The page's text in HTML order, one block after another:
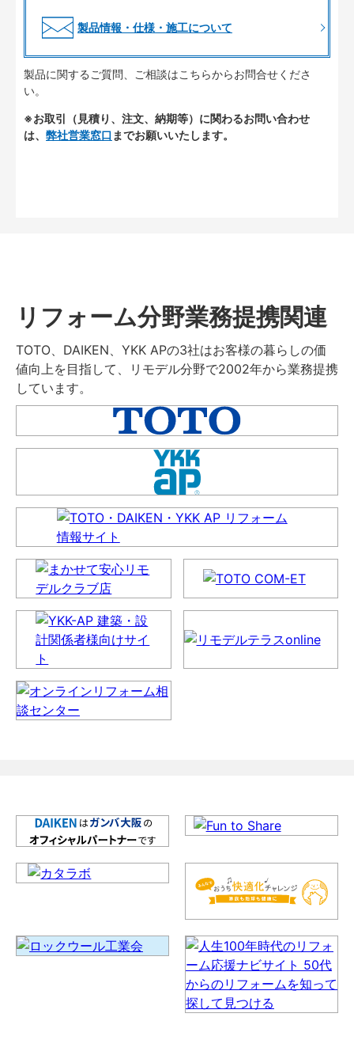
製品情報・仕様・施工について
製品に関するご質問、ご相談はこちらからお問合せくださ
い。
※お取引（見積り、注文、納期等）に関わるお問い合わせ
は、 弊社営業窓口 までお願いいたします。
リフォーム分野業務提携関連
TOTO、DAIKEN、YKK APの3社はお客様の暮らしの価
値向上を目指して、リモデル分野で2002年から業務提携
しています。